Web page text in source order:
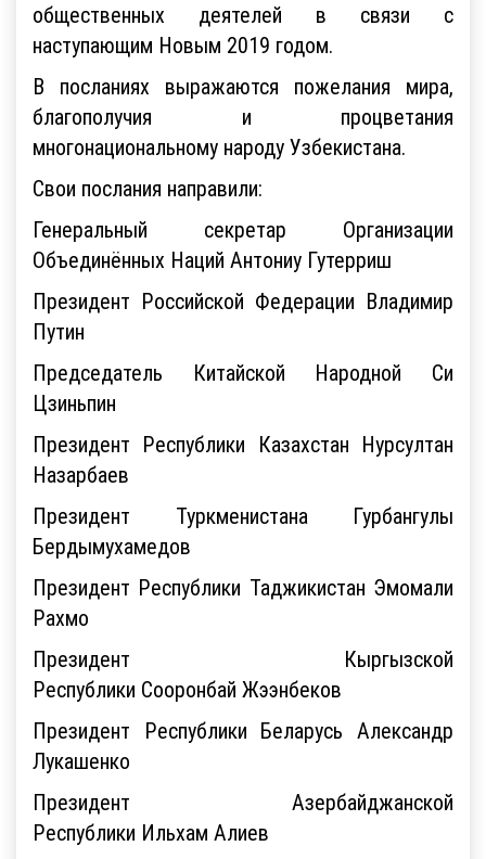
общественных деятелей в связи с
наступающим Новым 2019 годом.
В посланиях выражаются пожелания мира,
благополучия и процветания
многонациональному народу Узбекистана.
Свои послания направили:
Генеральный секретар Организации
Объединённых Наций Антониу Гутерриш
Президент Российской Федерации Владимир
Путин
Председатель Китайской Народной Си
Цзиньпин
Президент Республики Казахстан Нурсултан
Назарбаев
Президент Туркменистана Гурбангулы
Бердымухамедов
Президент Республики Таджикистан Эмомали
Рахмо
Президент Кыргызской
Республики Сооронбай Жээнбеков
Президент Республики Беларусь Александр
Лукашенко
Президент Азербайджанской
Республики Ильхам Алиев